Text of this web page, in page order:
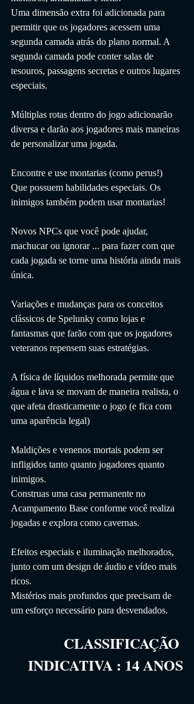
Uma dimensão extra foi adicionada para
permitir que os jogadores acessem uma
segunda camada atrás do plano normal. A
segunda camada pode conter salas de
tesouros, passagens secretas e outros lugares
especiais.
Múltiplas rotas dentro do jogo adicionarão
diversa e darão aos jogadores mais maneiras
de personalizar uma jogada.
Encontre e use montarias (como perus!)
Que possuem habilidades especiais. Os
inimigos também podem usar montarias!
Novos NPCs que você pode ajudar,
machucar ou ignorar ... para fazer com que
cada jogada se torne uma história ainda mais
única.
Variações e mudanças para os conceitos
clássicos de Spelunky como lojas e
fantasmas que farão com que os jogadores
veteranos repensem suas estratégias.
A física de líquidos melhorada permite que
água e lava se movam de maneira realista, o
que afeta drasticamente o jogo (e fica com
uma aparência legal)
Maldições e venenos mortais podem ser
infligidos tanto quanto jogadores quanto
inimigos.
Construas uma casa permanente no
Acampamento Base conforme você realiza
jogadas e explora como cavernas.
Efeitos especiais e iluminação melhorados,
junto com um design de áudio e vídeo mais
ricos.
Mistérios mais profundos que precisam de
um esforço necessário para desvendados.
CLASSIFICAÇÃO
INDICATIVA : 14 ANOS